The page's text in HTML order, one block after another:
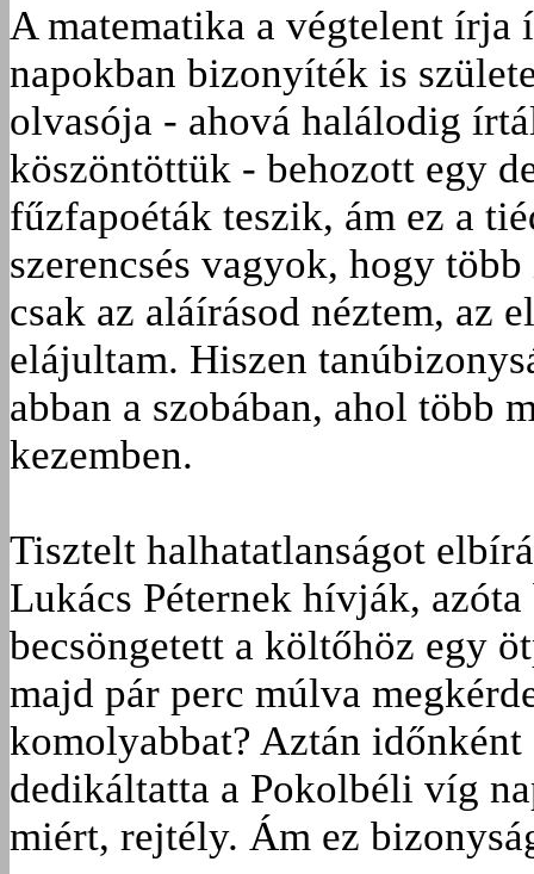
A matematika a végtelent írja
napokban bizonyíték is
olvasója - ahová halálodig
köszöntöttük - behozott egy
fűzfapoéták teszik, ám ez a
szerencsés vagyok, hogy
csak az aláírásod néztem, az
elájultam. Hiszen
abban a szobában, ahol több
kezemben.
Tisztelt halhatatlanságot
Lukács Péternek hívják,
becsöngetett a költőhöz egy
majd pár perc múlva
komolyabbat? Aztán
dedikáltatta a Pokolbéli víg
miért, rejtély. Ám ez